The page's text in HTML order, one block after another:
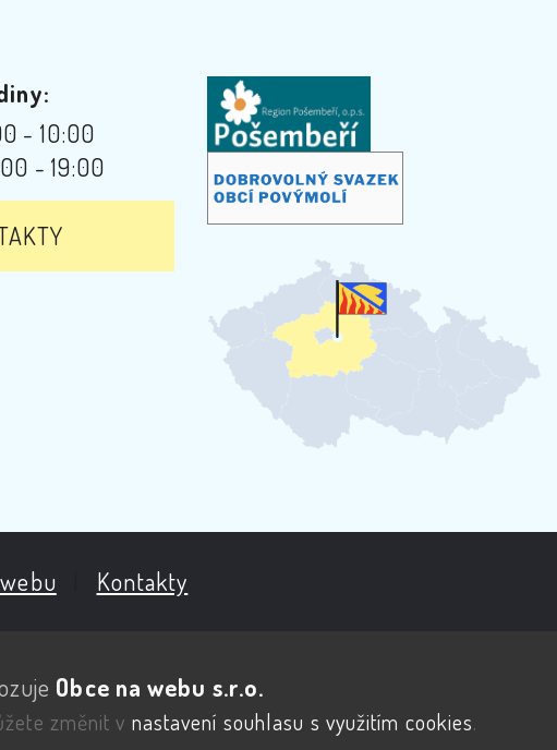
- 10:00
- 19:00
Kontakty
Obce na webu s.r.o.
změnit v nastavení souhlasu s využitím cookies.